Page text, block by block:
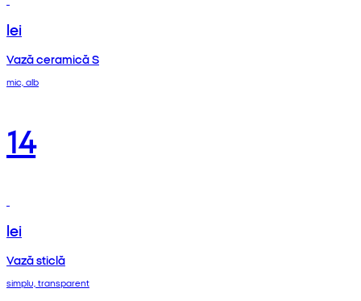
lei
Vază ceramică S
mic, alb
14
lei
Vază sticlă
simplu, transparent